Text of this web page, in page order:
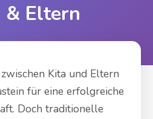
& Eltern
Kita und Eltern
für eine erfolgreiche
Doch traditionelle